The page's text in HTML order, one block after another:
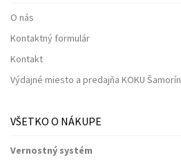
O nás
Kontaktný formulár
Kontakt
Výdajné miesto a predajňa KOKU Šamorín
VŠETKO O NÁKUPE
Vernostný systém